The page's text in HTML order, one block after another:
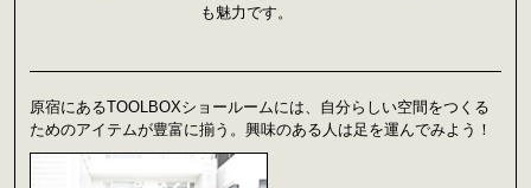
も魅力です。
原宿にあるTOOLBOXショールームには、自分らしい空間をつくる
ためのアイテムが豊富に揃う。興味のある人は足を運んでみよう！